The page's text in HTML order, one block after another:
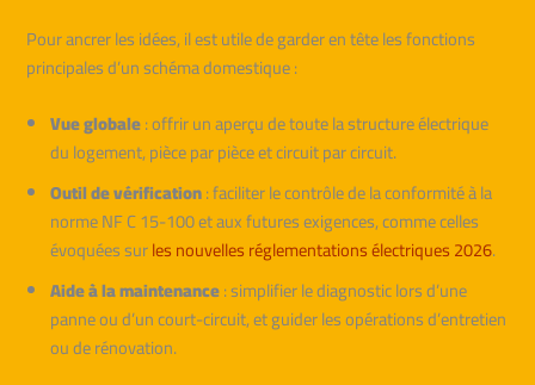
Pour ancrer les idées, il est utile de garder en tête les fonctions
principales d’un schéma domestique :
Vue globale: offrir un aperçu de toute la structure électrique
du logement, pièce par pièce et circuit par circuit.
Outil de vérification: faciliter le contrôle de la conformité à la
norme NF C 15-100 et aux futures exigences, comme celles
évoquées surles nouvelles réglementations électriques 2026.
Aide à la maintenance: simplifier le diagnostic lors d’une
panne ou d’un court-circuit, et guider les opérations d’entretien
ou de rénovation.